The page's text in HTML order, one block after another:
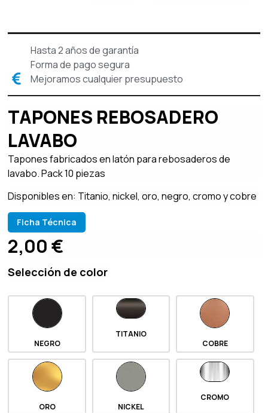
Hasta 2 años de garantía
Forma de pago segura
Mejoramos cualquier presupuesto
TAPONES REBOSADERO
LAVABO
Tapones fabricados en latón para rebosaderos de
lavabo. Pack 10 piezas
Disponibles en: Titanio, nickel, oro, negro, cromo y cobre
Ficha Técnica
2,00€
Selección de color
NEGRO
TITANIO
COBRE
ORO NICKEL
CROMO